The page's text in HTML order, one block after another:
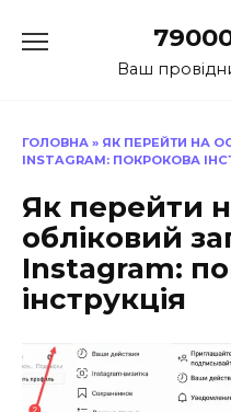
до
Ваш
ГОЛОВНА » ЯК ПЕРЕЙТИ НА
INSTAGRAM: ПОКРОКОВА
Як перейти
обліковий
Instagram:
інструкція